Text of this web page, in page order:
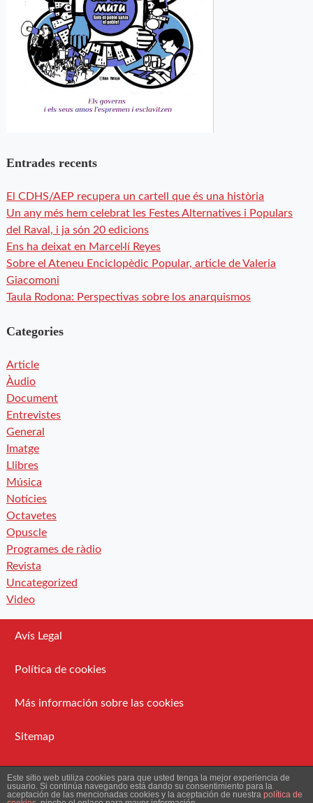
Entrades recents
El CDHS/AEP recupera un cartell que és una història
Un any més hem celebrat les Festes Alternatives i Populars
del Raval, i ja són 20 edicions
Ens ha deixat en Marcel·lí Reyes
Sobre el Ateneu Enciclopèdic Popular, article de Valeria
Giacomoni
Taula Rodona: Perspectivas sobre los anarquismos
Categories
Article
Àudio
Document
Entrevistes
General
Imatge
Llibres
Música
Notícies
Octavetes
Opuscle
Programes de ràdio
Revista
Uncategorized
Video
Avís Legal
Política de cookies
Más información sobre las cookies
Sitemap
Administració
Este sitio web utiliza cookies para que usted tenga la mejor experiencia de
usuario. Si continúa navegando está dando su consentimiento para la
aceptación de las mencionadas cookies y la aceptación de nuestra política de